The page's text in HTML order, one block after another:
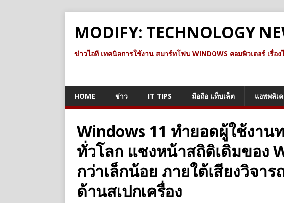
MODIFY: TECHNOLOGY
ข่าวไอที เทคนิดการใช้งาน สมาร์ทโฟน WINDOWS คอมพิวเตอร์ เรื่อง
HOME ข่าว IT TIPS มือถือ แท็บเล็ต แอพพลิเ
Windows 11 ทำยอดผู้ใช้งา
ทั่วโลก แซงหน้าสถิติเดิมของ
กว่าเล็กน้อย ภายใต้เสียงวิจา
ด้านสเปกเครื่อง